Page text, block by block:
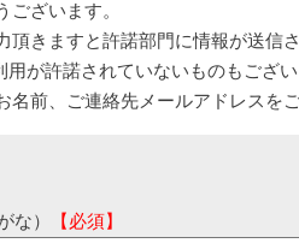
ございます。
頂きますと許諾部門に情報が送信
用が許諾されていないものもござ
名前、ご連絡先メールアドレスを
な） 【必須】